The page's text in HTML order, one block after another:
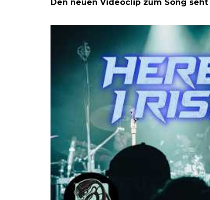
Den neuen Videoclip zum Song